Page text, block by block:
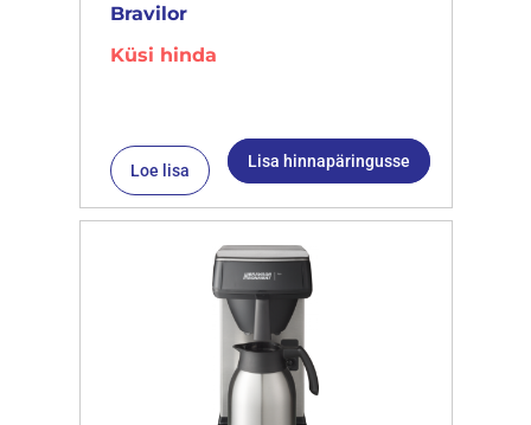
Bravilor
Küsi hinda
Loe lisa Lisa hinnapäringusse